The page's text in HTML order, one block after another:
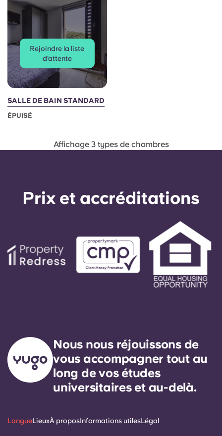
Portuguese
Rejoindre la liste
d'attente
SALLE DE BAIN STANDARD
ÉPUISÉ
Affichage 3 types de chambres
Prix ​​et accréditations
Nous nous réjouissons de
vous accompagner tout au
long de vos études
universitaires et au-delà.
LangueLieuxÀ proposInformations utilesLégal